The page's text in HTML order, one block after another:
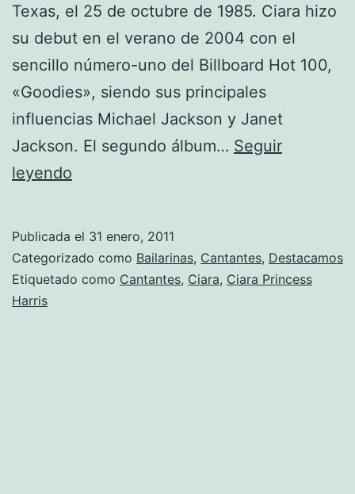
Texas, el 25 de octubre de 1985. Ciara hizo
su debut en el verano de 2004 con el
sencillo número-uno del Billboard Hot 100,
«Goodies», siendo sus principales
influencias Michael Jackson y Janet
Jackson. El segundo álbum… Seguir
leyendo
Publicada el 31 enero, 2011
Categorizado como Bailarinas, Cantantes, Destacamos
Etiquetado como Cantantes, Ciara, Ciara Princess
Harris